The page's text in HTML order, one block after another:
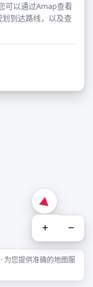
可以通过Amap查看
到达路线，以及查
+ −
为您提供准确的地图服